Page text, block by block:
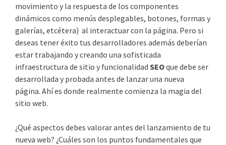
movimiento y la respuesta de los componentes
dinámicos como menús desplegables, botones, formas y
galerías, etcétera) al interactuar con la página. Pero si
deseas tener éxito tus desarrolladores además deberían
estar trabajando y creando una sofisticada
infraestructura de sitio y funcionalidad SEOque debe ser
desarrollada y probada antes de lanzar una nueva
página. Ahí es donde realmente comienza la magia del
sitio web.
¿Qué aspectos debes valorar antes del lanzamiento de tu
nueva web? ¿Cuáles son los puntos fundamentales que